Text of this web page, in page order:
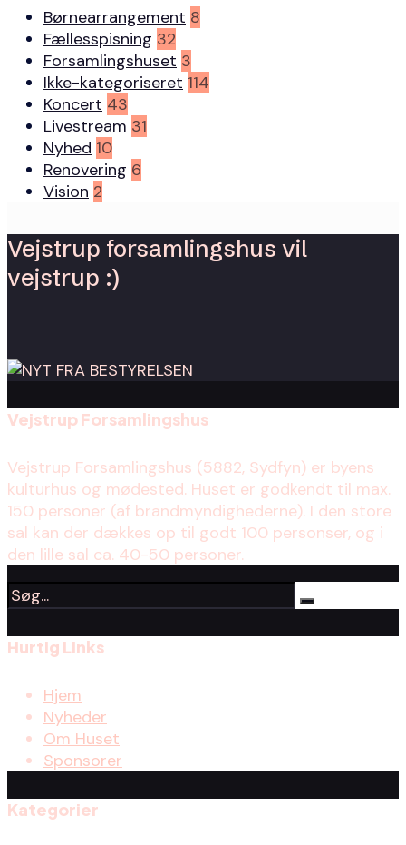
Børnearrangement 8
Fællesspisning 32
Forsamlingshuset 3
Ikke-kategoriseret 114
Koncert 43
Livestream 31
Nyhed 10
Renovering 6
Vision 2
Vejstrup forsamlingshus vil
vejstrup :)
Vejstrup Forsamlingshus
Vejstrup Forsamlingshus (5882, Sydfyn) er byens
kulturhus og mødested. Huset er godkendt til max.
150 personer (af brandmyndighederne). I den store
sal kan der dækkes op til godt 100 personser, og i
den lille sal ca. 40-50 personer.
Hurtig Links
Hjem
Nyheder
Om Huset
Sponsorer
Kategorier